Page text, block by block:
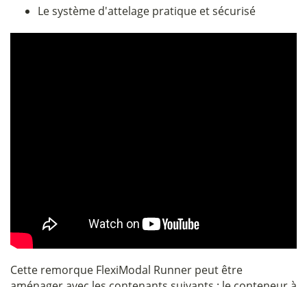
Le système d'attelage pratique et sécurisé
Cette remorque FlexiModal Runner peut être